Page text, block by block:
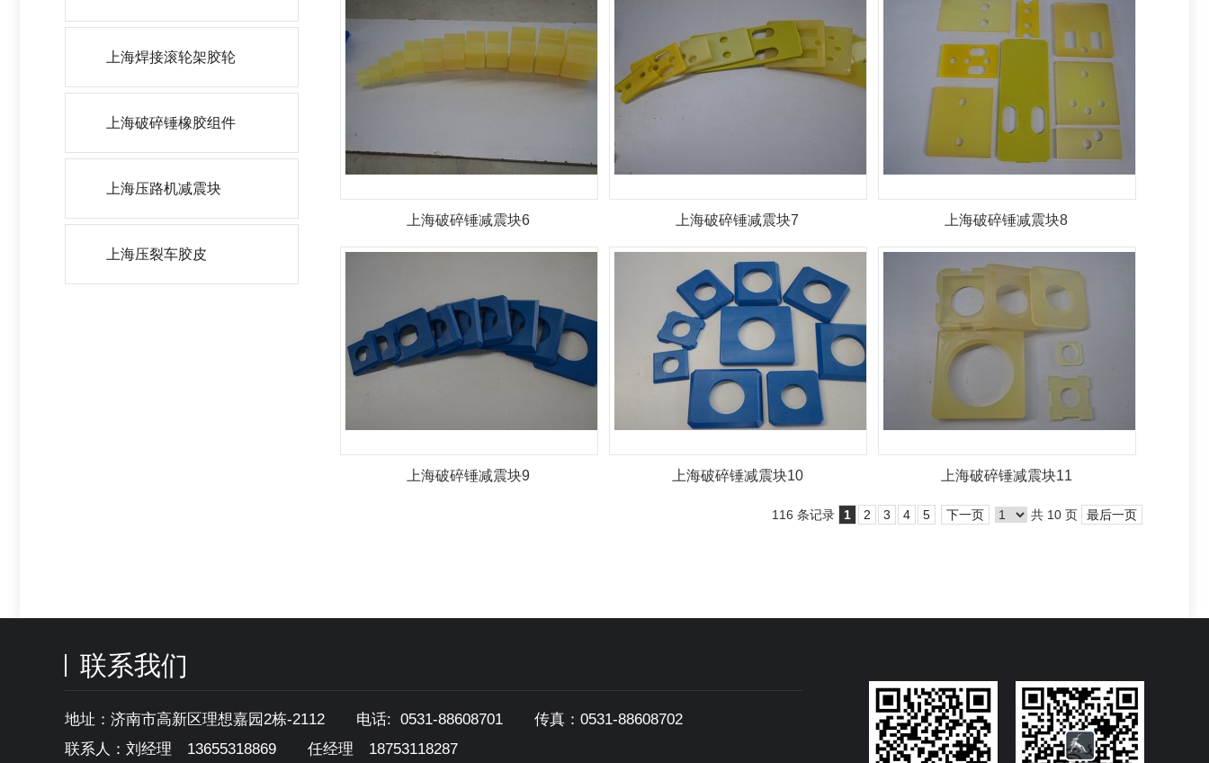
上海破碎锤减震块6 上海破碎锤减震块7 上海破碎锤减震块8
上海破碎锤减震块9 上海破碎锤减震块10 上海破碎锤减震块11
116 条记录 1 2 3 4 5 下一页 共 10 页 最后一页
上海焊接滚轮架胶轮
上海破碎锤橡胶组件
上海压路机减震块
上海压裂车胶皮
联系我们
地址：济南市高新区理想嘉园2栋-2112 电话: 0531-88608701 传真：0531-88608702
联系人：刘经理 13655318869
任经理 18753118287